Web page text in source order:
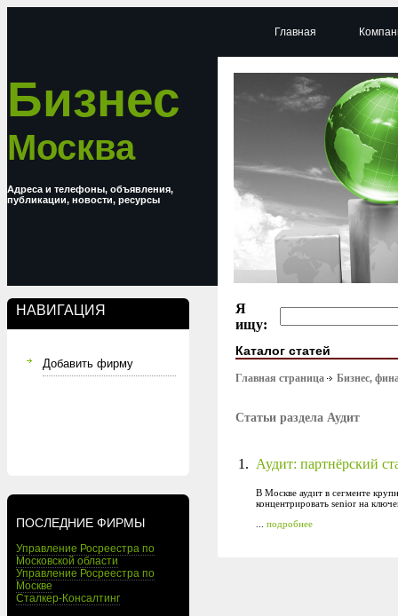
Бизнес
Москва
Адреса и телефоны, объявления,
публикации, новости, ресурсы
НАВИГАЦИЯ
Добавить фирму
ПОСЛЕДНИЕ ФИРМЫ
Управление Росреестра по
Московской области
Управление Росреестра по
Москве
Сталкер-Консалтинг
Главная
Я
ищу:
Каталог статей
Главная страница Бизнес,
Статьи раздела Аудит
1. Аудит: партнёрский
В Москве аудит в сегменте
концентрировать senior на
подробнее